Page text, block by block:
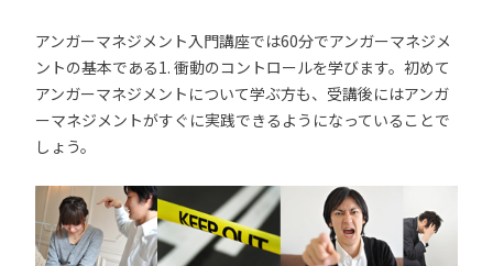
アンガーマネジメント入門講座では60分でアンガーマネジメ
ントの基本である1. 衝動のコントロールを学びます。初めて
アンガーマネジメントについて学ぶ方も、受講後にはアンガ
ーマネジメントがすぐに実践できるようになっていることで
しょう。